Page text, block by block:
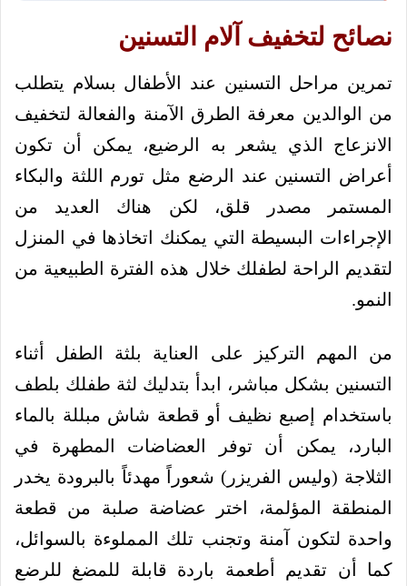
نصائح لتخفيف آلام التسنين
تمرين مراحل التسنين عند الأطفال بسلام يتطلب
من الوالدين معرفة الطرق الآمنة والفعالة لتخفيف
الانزعاج الذي يشعر به الرضيع، يمكن أن تكون
أعراض التسنين عند الرضع مثل تورم اللثة والبكاء
المستمر مصدر قلق، لكن هناك العديد من
الإجراءات البسيطة التي يمكنك اتخاذها في المنزل
لتقديم الراحة لطفلك خلال هذه الفترة الطبيعية من
النمو.
من المهم التركيز على العناية بلثة الطفل أثناء
التسنين بشكل مباشر، ابدأ بتدليك لثة طفلك بلطف
باستخدام إصبع نظيف أو قطعة شاش مبللة بالماء
البارد، يمكن أن توفر العضاضات المطهرة في
الثلاجة (وليس الفريزر) شعوراً مهدئاً بالبرودة يخدر
المنطقة المؤلمة، اختر عضاضة صلبة من قطعة
واحدة لتكون آمنة وتجنب تلك المملوءة بالسوائل،
كما أن تقديم أطعمة باردة قابلة للمضغ للرضع